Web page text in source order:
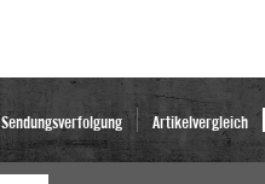
Sendungsverfolgung Artikelvergleich